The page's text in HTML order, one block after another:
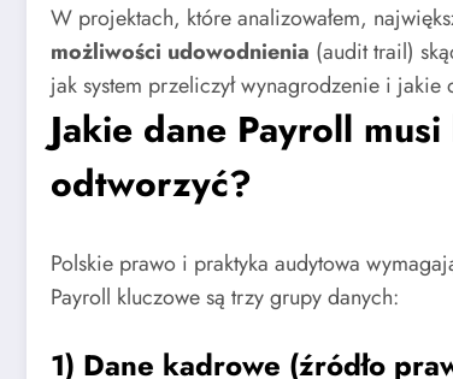
W projektach, które analizowałem,
możliwości udowodnienia (audit trail)
jak system przeliczył wynagrodzenie i jakie
Jakie dane Payroll
odtworzyć?
Polskie prawo i praktyka audytowa
Payroll kluczowe są trzy grupy danych:
1) Dane kadrowe (źródło